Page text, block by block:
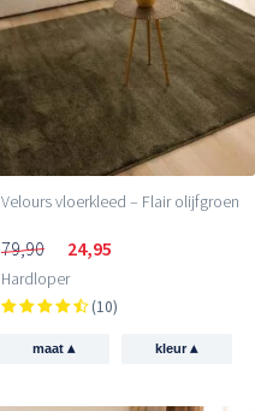
Velours vloerkleed – Flair olijfgroen
79,90 24,95
Hardloper
(10)
maat ▴ kleur▴